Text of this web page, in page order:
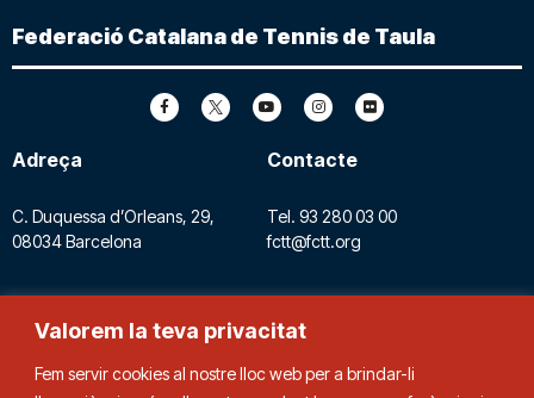
Valorem la teva privacitat
Fem servir cookies al nostre lloc web per a brindar-li
Federació Catalana de Tennis de Taula
Adreça
C. Duquessa d’Orleans, 29,
08034 Barcelona
Contacte
Tel. 93 280 03 00
fctt@fctt.org